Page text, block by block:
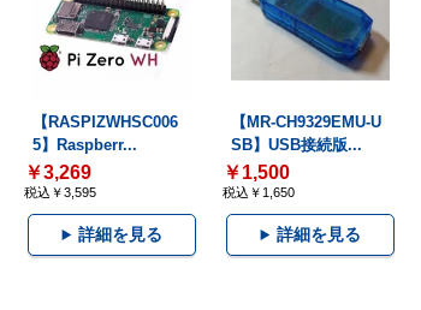
【RASPIZWHSC006
5】Raspberr...
￥3,269
税込￥3,595
詳細を見る
【MR-CH9329EMU-U
SB】USB接続版...
￥1,500
税込￥1,650
詳細を見る